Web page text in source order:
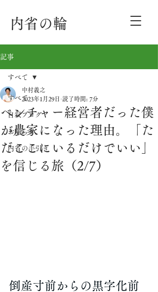
内省の輪
記事
すべて
自叙ブログ
お知らせ
内省の手引き
すべて
ベンチャー経営者だった僕
が農家になった理由。「た
だここにいるだけでいい」
を信じる旅（2/7）
中村義之
2023年1月29日 読了時間: 7分
倒産寸前からの黒字化前